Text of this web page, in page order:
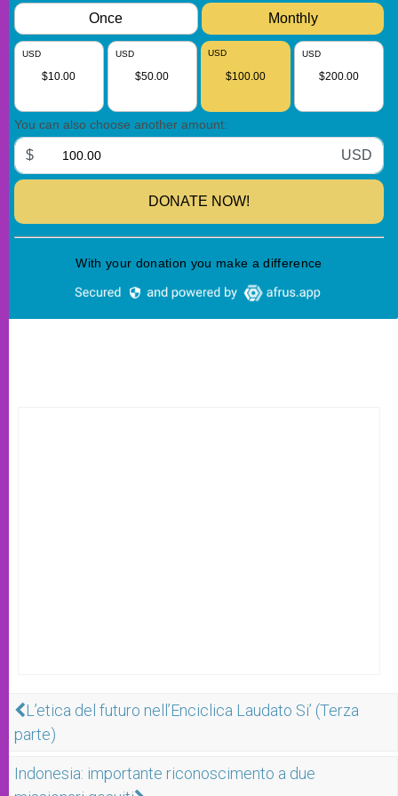
L’etica del futuro nell’Enciclica Laudato Si’ (Terza
parte)
Indonesia: importante riconoscimento a due